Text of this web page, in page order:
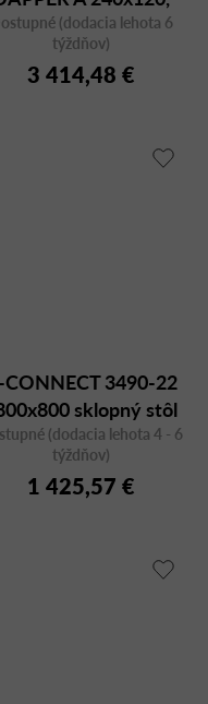
orech
(dodacia lehota 6
týždňov)
3 414,48 €
CONNECT 3490-22
sklopný stôl
(dodacia lehota 4 - 6
týždňov)
1 425,57 €